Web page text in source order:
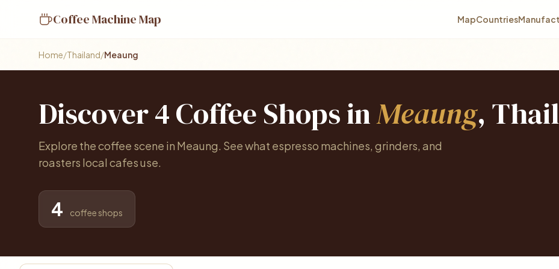
Coffee Machine Map MapCountries
Home/Thailand/Meaung
Discover 4 Coffee Shops inMeaung,
Explore the coffee scene in Meaung. See what espresso machines, grinders, and
roasters local cafes use.
4 coffee shops